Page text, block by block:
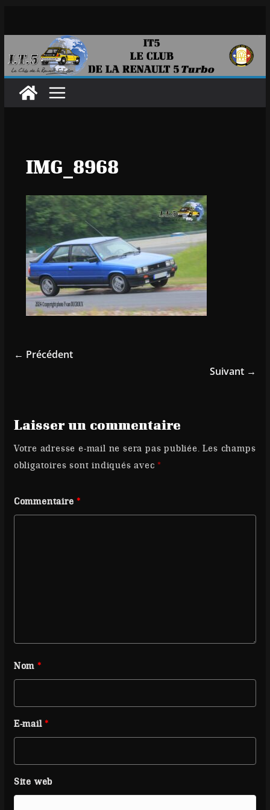
IMG_8968
← Précédent
Suivant →
Laisser un commentaire
Votre adresse e-mail ne sera pas publiée. Les champs
obligatoires sont indiqués avec*
Commentaire*
Nom *
E-mail*
Site web